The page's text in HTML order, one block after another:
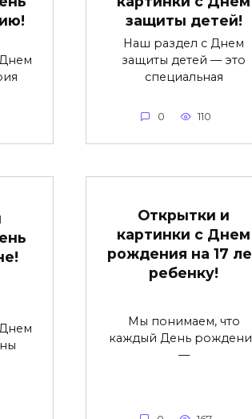
защиты детей!
Наш раздел с Днем
защиты детей — это
специальная
0 110
Открытки и
картинки с Днем
рождения на 17
ребенку!
Мы понимаем, что
каждый День
—